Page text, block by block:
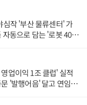
심작 '부산 물류센터' 가
자동으로 담는 '로봇 400
업이익 1조 클럽' 실적
'발행어음' 달고 연임 향